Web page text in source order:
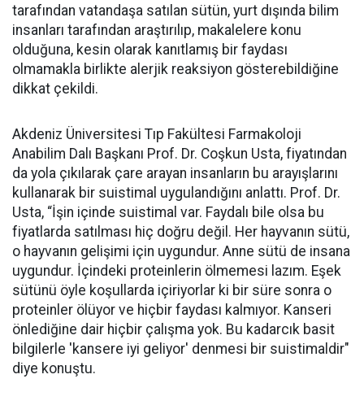
tarafından vatandaşa satılan sütün, yurt dışında bilim
insanları tarafından araştırılıp, makalelere konu
olduğuna, kesin olarak kanıtlamış bir faydası
olmamakla birlikte alerjik reaksiyon gösterebildiğine
dikkat çekildi.
Akdeniz Üniversitesi Tıp Fakültesi Farmakoloji
Anabilim Dalı Başkanı Prof. Dr. Coşkun Usta, fiyatından
da yola çıkılarak çare arayan insanların bu arayışlarını
kullanarak bir suistimal uygulandığını anlattı. Prof. Dr.
Usta, “İşin içinde suistimal var. Faydalı bile olsa bu
fiyatlarda satılması hiç doğru değil. Her hayvanın sütü,
o hayvanın gelişimi için uygundur. Anne sütü de insana
uygundur. İçindeki proteinlerin ölmemesi lazım. Eşek
sütünü öyle koşullarda içiriyorlar ki bir süre sonra o
proteinler ölüyor ve hiçbir faydası kalmıyor. Kanseri
önlediğine dair hiçbir çalışma yok. Bu kadarcık basit
bilgilerle 'kansere iyi geliyor' denmesi bir suistimaldir"
diye konuştu.